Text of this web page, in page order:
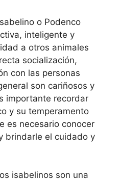
o Podenco
inteligente y
a otros animales
socialización,
con las personas
son cariñosos y
importante recordar
y su temperamento
es necesario conocer
brindarle el cuidado y
isabelinos son una